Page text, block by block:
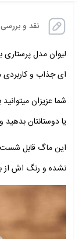
نقد و
ای جذاب و کاربردی
شما عزیزان
یا دوستانتان
این ماگ قابل
نشده و رنگ اش از